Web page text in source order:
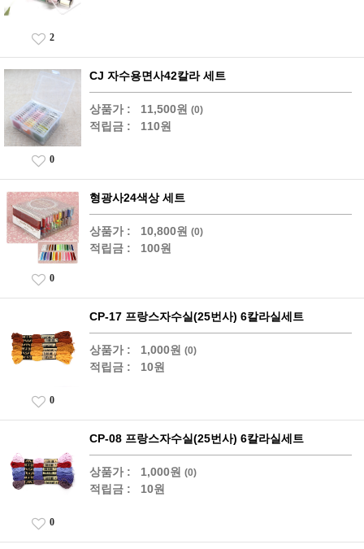
2
CJ 자수용면사42칼라 세트
상품가 : 11,500원 (0)
적립금 : 110원
0
형광사24색상 세트
상품가 : 10,800원 (0)
적립금 : 100원
0
CP-17 프랑스자수실(25번사) 6칼라실세트
상품가 : 1,000원 (0)
적립금 : 10원
0
CP-08 프랑스자수실(25번사) 6칼라실세트
상품가 : 1,000원 (0)
적립금 : 10원
0